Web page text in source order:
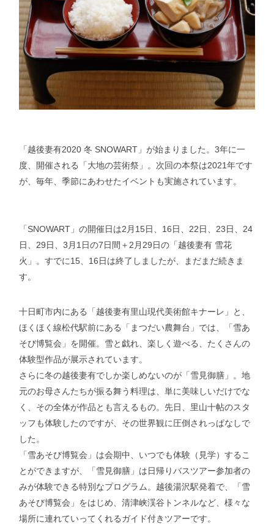
「越後妻有2020 冬 SNOWART」が始まりました。3年に一
度、開催される「大地の芸術祭」。次回の本祭は2021年です
が、毎年、季節にあわせたイベントも実施されています。
「SNOWART」の開催日は2月15日、16日、22日、23日、24
日、29日、3月1日の7日間＋2月29日の「越後妻有 雪花
火」。すでに15、16日は終了しましたが、まだまだ続きま
す。
十日町市内にある「越後妻有里山現代美術館キナーレ」と、
ほくほく線松代駅前にある「まつだい農舞台」では、「雪あ
そび博覧会」を開催。雪と戯れ、楽しく遊べる、たくさんの
体験型作品が展示されています。
さらに冬の越後妻有でしか楽しめないのが「雪見御膳」。地
元のお母さんたちが振る舞う料理は、単に美味しいだけでな
く、その全体が作品とも言えるもの。先日、里山十帖のスタ
ッフも体験したのですが、その世界観に圧倒されっぱなしで
した。
「雪あそび博覧会」は会期中、いつでも体験（見学）するこ
とができますが、「雪見御膳」は日帰りバスツアー参加者の
みが体験できる特別なプログラム。越後湯沢駅発着で、「雪
あそび博覧会」をはじめ、清津峡渓谷トンネルなど、様々な
場所に連れていってくれるガイド付きツアーです。